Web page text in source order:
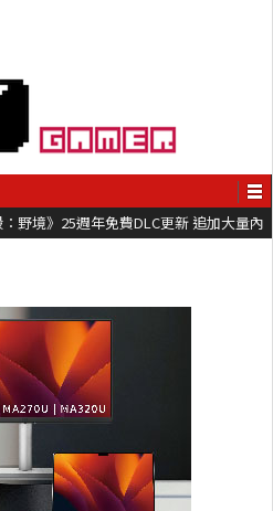
：野境》25週年免費DLC更新 追加大量內
扣